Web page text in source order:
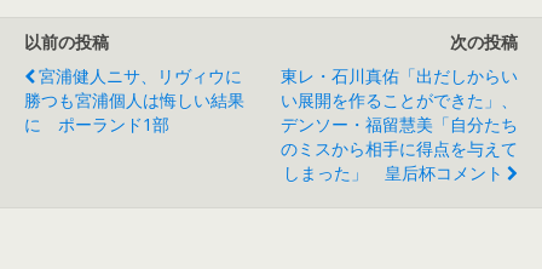
以前の投稿
宮浦健人ニサ、リヴィウに
勝つも宮浦個人は悔しい結果
に ポーランド1部
次の投稿
東レ・石川真佑「出だしからい
い展開を作ることができた」、
デンソー・福留慧美「自分たち
のミスから相手に得点を与えて
しまった」 皇后杯コメント